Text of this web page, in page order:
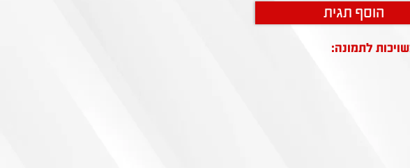
הוסף תגית
לתמונה: